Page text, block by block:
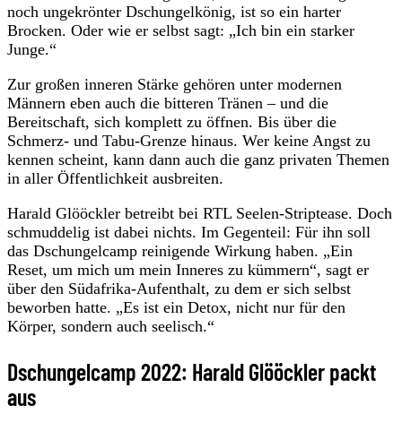
noch ungekrönter Dschungelkönig, ist so ein harter
Brocken. Oder wie er selbst sagt: „Ich bin ein starker
Junge.“
Zur großen inneren Stärke gehören unter modernen
Männern eben auch die bitteren Tränen – und die
Bereitschaft, sich komplett zu öffnen. Bis über die
Schmerz- und Tabu-Grenze hinaus. Wer keine Angst zu
kennen scheint, kann dann auch die ganz privaten Themen
in aller Öffentlichkeit ausbreiten.
Harald Glööckler betreibt bei RTL Seelen-Striptease. Doch
schmuddelig ist dabei nichts. Im Gegenteil: Für ihn soll
das Dschungelcamp reinigende Wirkung haben. „Ein
Reset, um mich um mein Inneres zu kümmern“, sagt er
über den Südafrika-Aufenthalt, zu dem er sich selbst
beworben hatte. „Es ist ein Detox, nicht nur für den
Körper, sondern auch seelisch.“
Dschungelcamp 2022: Harald Glööckler packt
aus